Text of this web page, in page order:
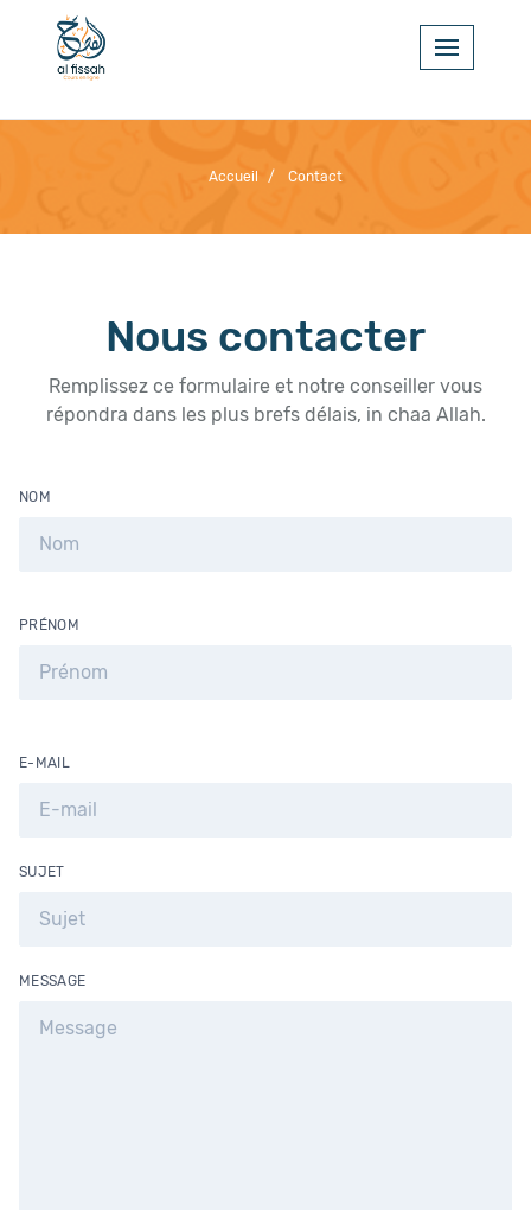
Accueil / Contact
Nous contacter
Remplissez ce formulaire et notre conseiller vous
répondra dans les plus brefs délais, in chaa Allah.
NOM
PRÉNOM
E-MAIL
SUJET
MESSAGE